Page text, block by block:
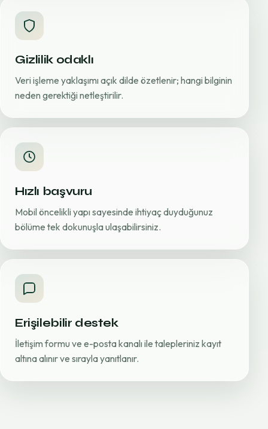
Gizlilik odaklı
Veri işleme yaklaşımı açık dilde özetlenir; hangi bilginin
neden gerektiği netleştirilir.
Hızlı başvuru
Mobil öncelikli yapı sayesinde ihtiyaç duyduğunuz
bölüme tek dokunuşla ulaşabilirsiniz.
Erişilebilir destek
İletişim formu ve e-posta kanalı ile talepleriniz kayıt
altına alınır ve sırayla yanıtlanır.